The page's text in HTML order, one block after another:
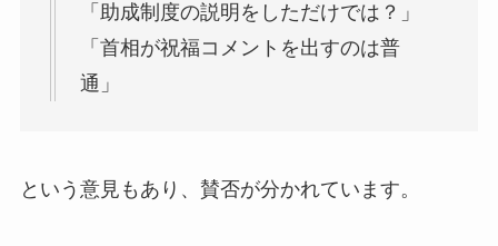
「助成制度の説明をしただけでは？」
「首相が祝福コメントを出すのは普
通」
という意見もあり、賛否が分かれています。